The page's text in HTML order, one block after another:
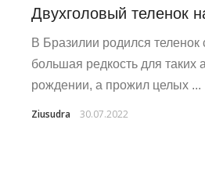
Двухголовый теленок
В Бразилии родился
большая редкость для
рождении, а прожил целых ...
Ziusudra 30.07.2022